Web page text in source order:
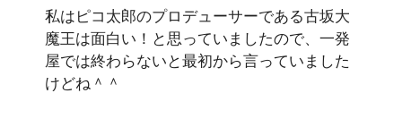
私はピコ太郎のプロデューサーである古坂大
魔王は面白い！と思っていましたので、一発
屋では終わらないと最初から言っていました
けどね＾＾